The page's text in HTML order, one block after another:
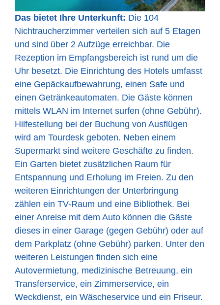
Das bietet Ihre Unterkunft: Die 104
Nichtraucherzimmer verteilen sich auf 5 Etagen
und sind über 2 Aufzüge erreichbar. Die
Rezeption im Empfangsbereich ist rund um die
Uhr besetzt. Die Einrichtung des Hotels umfasst
eine Gepäckaufbewahrung, einen Safe und
einen Getränkeautomaten. Die Gäste können
mittels WLAN im Internet surfen (ohne Gebühr).
Hilfestellung bei der Buchung von Ausflügen
wird am Tourdesk geboten. Neben einem
Supermarkt sind weitere Geschäfte zu finden.
Ein Garten bietet zusätzlichen Raum für
Entspannung und Erholung im Freien. Zu den
weiteren Einrichtungen der Unterbringung
zählen ein TV-Raum und eine Bibliothek. Bei
einer Anreise mit dem Auto können die Gäste
dieses in einer Garage (gegen Gebühr) oder auf
dem Parkplatz (ohne Gebühr) parken. Unter den
weiteren Leistungen finden sich eine
Autovermietung, medizinische Betreuung, ein
Transferservice, ein Zimmerservice, ein
Weckdienst, ein Wäscheservice und ein Friseur.